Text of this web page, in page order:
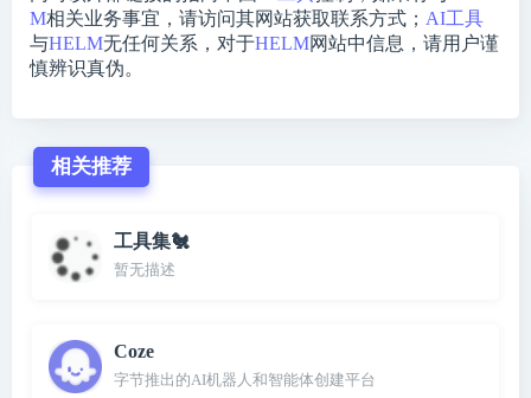
M相关业务事宜，请访问其网站获取联系方式； AI工具
与HELM无任何关系，对于HELM网站中信息，请用户谨
慎辨识真伪。
相关推荐
工具集🐔
暂无描述
Coze
字节推出的AI机器人和智能体创建平台